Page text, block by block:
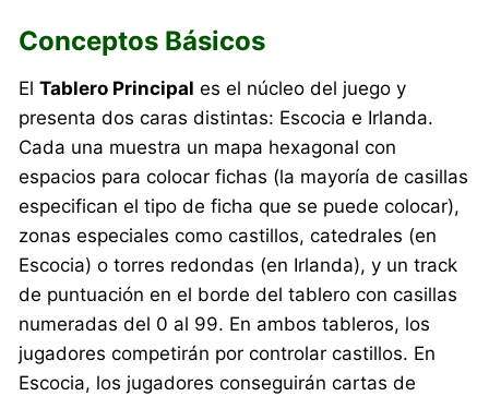
Conceptos Básicos
ElTablero Principal es el núcleo del juego y
presenta dos caras distintas: Escocia e Irlanda.
Cada una muestra un mapa hexagonal con
espacios para colocar fichas (la mayoría de casillas
especifican el tipo de ficha que se puede colocar),
zonas especiales como castillos, catedrales (en
Escocia) o torres redondas (en Irlanda), y un track
de puntuación en el borde del tablero con casillas
numeradas del 0 al 99. En ambos tableros, los
jugadores competirán por controlar castillos. En
Escocia, los jugadores conseguirán cartas de